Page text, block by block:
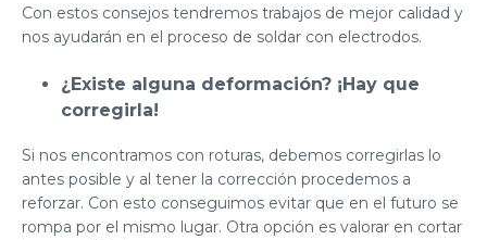
Con estos consejos tendremos trabajos de mejor calidad y
nos ayudarán en el proceso de soldar con electrodos.
¿Existe alguna deformación? ¡Hay que
corregirla!
Si nos encontramos con roturas, debemos corregirlas lo
antes posible y al tener la corrección procedemos a
reforzar. Con esto conseguimos evitar que en el futuro se
rompa por el mismo lugar. Otra opción es valorar en cortar